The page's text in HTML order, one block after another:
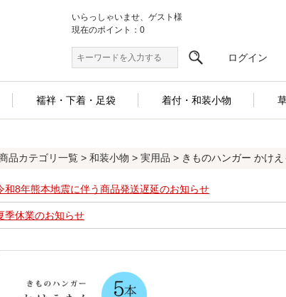
いらっしゃいませ、ゲスト様
現在のポイント：0
ログイン
襦袢・下着・足袋 着付・和装小物
品カテゴリ一覧 > 和装小物 > 実用品 > きものハンガー かけ
和8年熊本地震に伴う商品発送遅延のお知らせ
季休業のお知らせ